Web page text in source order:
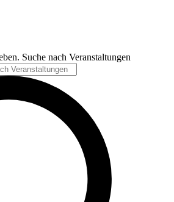
Suche nach Veranstaltungen